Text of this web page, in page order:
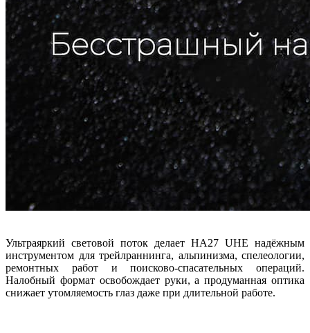
Ультраяркий световой поток делает HA27 UHE надёжным
инструментом для трейлраннинга, альпинизма, спелеологии,
ремонтных работ и поисково-спасательных операций.
Налобный формат освобождает руки, а продуманная оптика
снижает утомляемость глаз даже при длительной работе.